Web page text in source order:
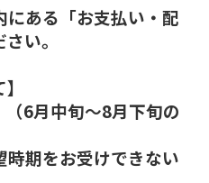
ある「お支払い・配
い。
6月中旬～8月下旬の
期をお受けできない